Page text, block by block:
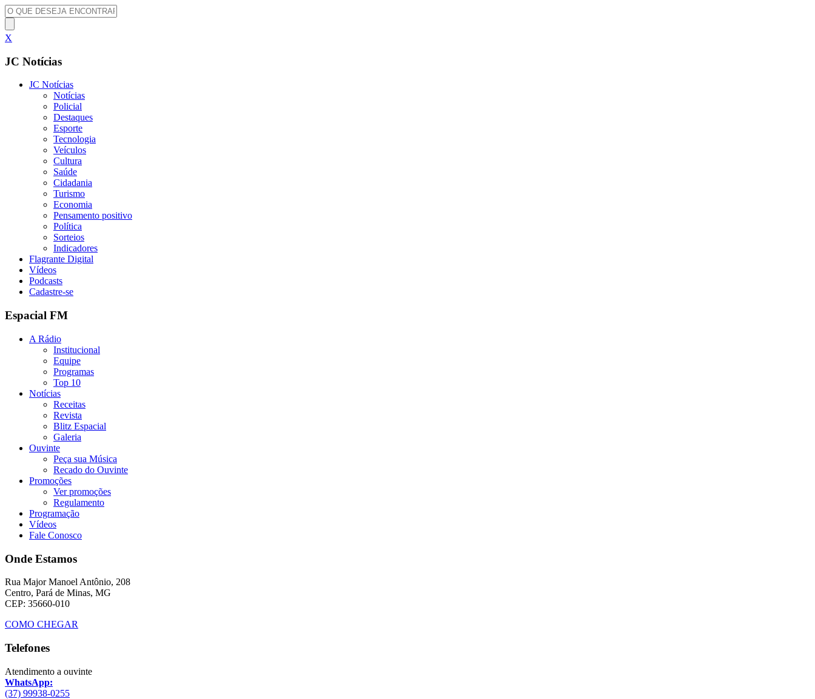
X
JC Notícias
JC Notícias
Notícias
Policial
Destaques
Esporte
Tecnologia
Veículos
Cultura
Saúde
Cidadania
Turismo
Economia
Pensamento positivo
Política
Sorteios
Indicadores
Flagrante Digital
Vídeos
Podcasts
Cadastre-se
Espacial FM
A Rádio
Institucional
Equipe
Programas
Top 10
Notícias
Receitas
Revista
Blitz Espacial
Galeria
Ouvinte
Peça sua Música
Recado do Ouvinte
Promoções
Ver promoções
Regulamento
Programação
Vídeos
Fale Conosco
Onde Estamos
Rua Major Manoel Antônio, 208
Centro, Pará de Minas, MG
CEP: 35660-010
COMO CHEGAR
Telefones
Atendimento a ouvinte
WhatsApp:
(37) 99938-0255